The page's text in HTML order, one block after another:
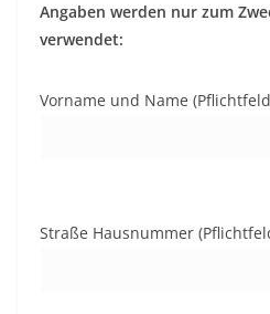
Angaben werden nur zum
verwendet:
Vorname und Name
Straße Hausnummer